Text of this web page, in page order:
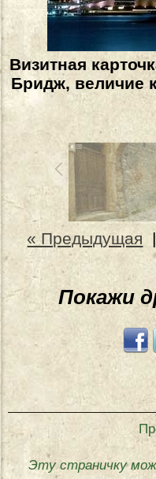
Визитная
Бридж, величие
« Предыдущая
Покажи
Эту страничку